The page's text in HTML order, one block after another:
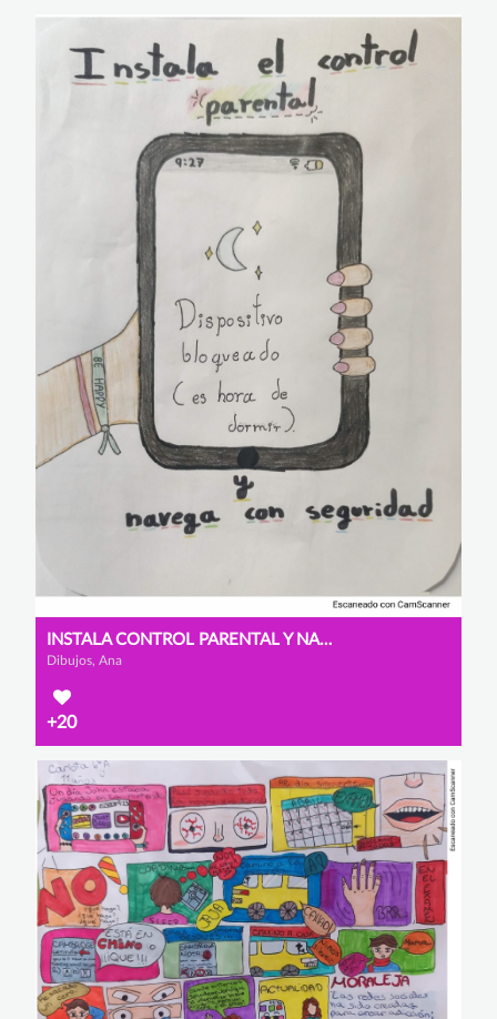
INSTALA CONTROL PARENTAL Y NAVEGA CON SEGURIDAD
Dibujos, Ana
+20